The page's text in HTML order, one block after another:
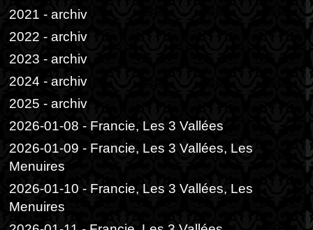
2021 - archiv
2022 - archiv
2023 - archiv
2024 - archiv
2025 - archiv
2026-01-08 - Francie, Les 3 Vallées
2026-01-09 - Francie, Les 3 Vallées, Les
Menuires
2026-01-10 - Francie, Les 3 Vallées, Les
Menuires